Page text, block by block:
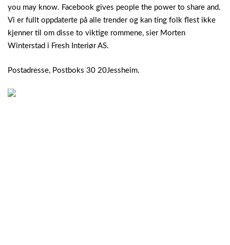
you may know. Facebook gives people the power to share and.
Vi er fullt oppdaterte på alle trender og kan ting folk flest ikke
kjenner til om disse to viktige rommene, sier Morten
Winterstad i Fresh Interiør AS.
Postadresse, Postboks 30 20Jessheim.